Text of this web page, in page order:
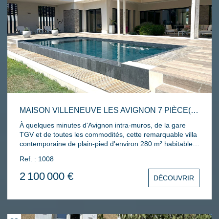
sous-sol. L'ensemble est ouvert sur un agréable patio de
76 m²...
MAISON VILLENEUVE LES AVIGNON 7 PIÈCE(S) 278 M2
À quelques minutes d'Avignon intra-muros, de la gare
TGV et de toutes les commodités, cette remarquable villa
contemporaine de plain-pied d'environ 280 m² habitables
marché. Édifiée sur une parcelle paysagée de plus de 1
500 m², elle conjugue architecture moderne,
performances énergétiques, technologies de pointe et
confort absolu. L'espace de réception, baigné de lumière
grâce à d'imposantes baies vitrées toute hauteur à
Ref. : 1008
2 100 000 € DÉCOUVRIR